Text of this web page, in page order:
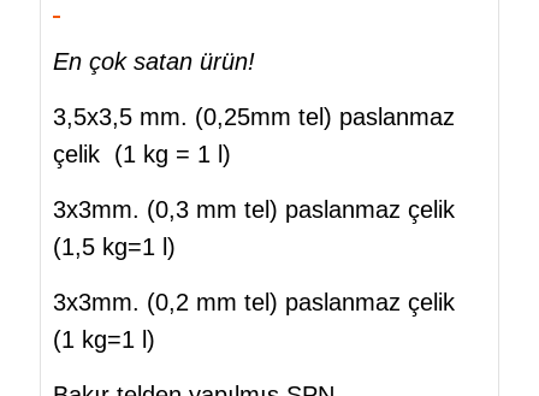
En çok satan ürün!
3,5x3,5 mm. (0,25mm tel) paslanmaz
çelik (1 kg = 1 l)
3x3mm. (0,3 mm tel) paslanmaz çelik
(1,5 kg=1 l)
3x3mm. (0,2 mm tel) paslanmaz çelik
(1 kg=1 l)